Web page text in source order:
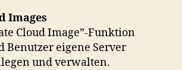
Images
Cloud Image”-Funktion
Benutzer eigene Server
und verwalten.